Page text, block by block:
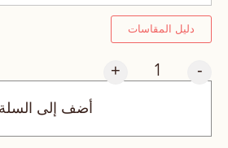
دليل المقاسات
-
+
أضف إلى السلة